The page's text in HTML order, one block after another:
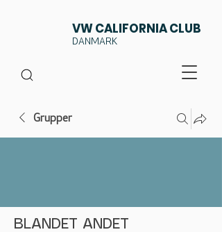
VW CALIFORNIA CLUB
DANMARK
Grupper
BLANDET ANDET